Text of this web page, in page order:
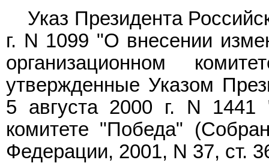
Указ Президента
г. N 1099 "О внесении
организационном
утвержденные Указом
5 августа 2000 г. N 1441
комитете "Победа"
Федерации, 2001, N 37, ст.